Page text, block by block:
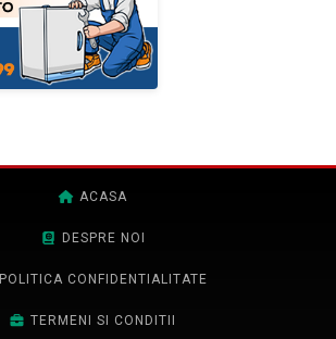
ACASA
DESPRE NOI
POLITICA CONFIDENTIALITATE
TERMENI SI CONDITII